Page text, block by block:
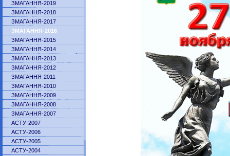
ЗМАГАННЯ-2019
ЗМАГАННЯ-2018
ЗМАГАННЯ-2017
ЗМАГАННЯ-2016
ЗМАГАННЯ-2015
ЗМАГАННЯ-2014
ЗМАГАННЯ-2013
ЗМАГАННЯ-2012
ЗМАГАННЯ-2011
ЗМАГАННЯ-2010
ЗМАГАННЯ-2009
ЗМАГАННЯ-2008
ЗМАГАННЯ-2007
АСТУ-2007
АСТУ-2006
АСТУ-2005
АСТУ-2004